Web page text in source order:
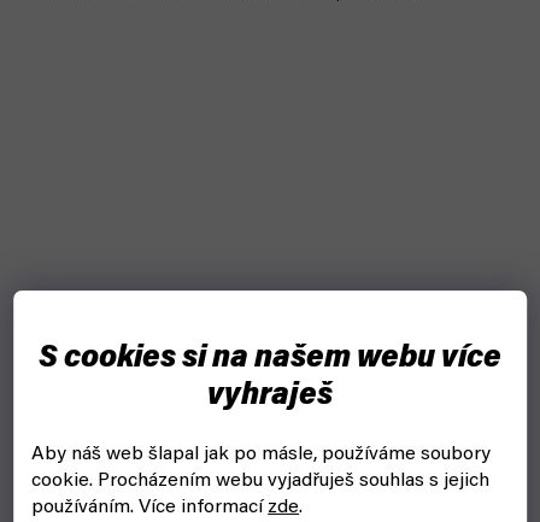
S cookies si na našem webu více
vyhraješ
Aby náš web šlapal jak po másle, používáme soubory
cookie. Procházením webu vyjadřuješ souhlas s jejich
používáním. Více informací zde.